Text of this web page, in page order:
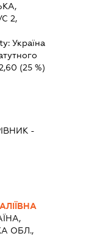
2,
Україна
(25 %)
-
ОБЛ.,